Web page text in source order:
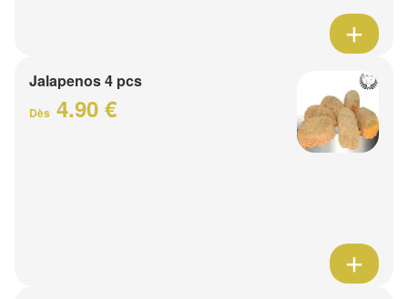
Jalapenos 4 pcs
Dès 4.90 €